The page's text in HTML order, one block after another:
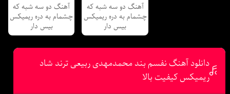
آهنگ دو سه شبه که
چشمام به دره ریمیکس
بیس دار
آهنگ دو سه شبه که
چشمام به دره ریمیکس
بیس دار
دانلود آهنگ نفسم بند محمدمهدی ربیعی ترند شاد
ریمیکس کیفیت بالا